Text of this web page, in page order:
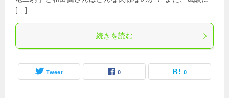
[…]
続きを読む
Tweet 0 0